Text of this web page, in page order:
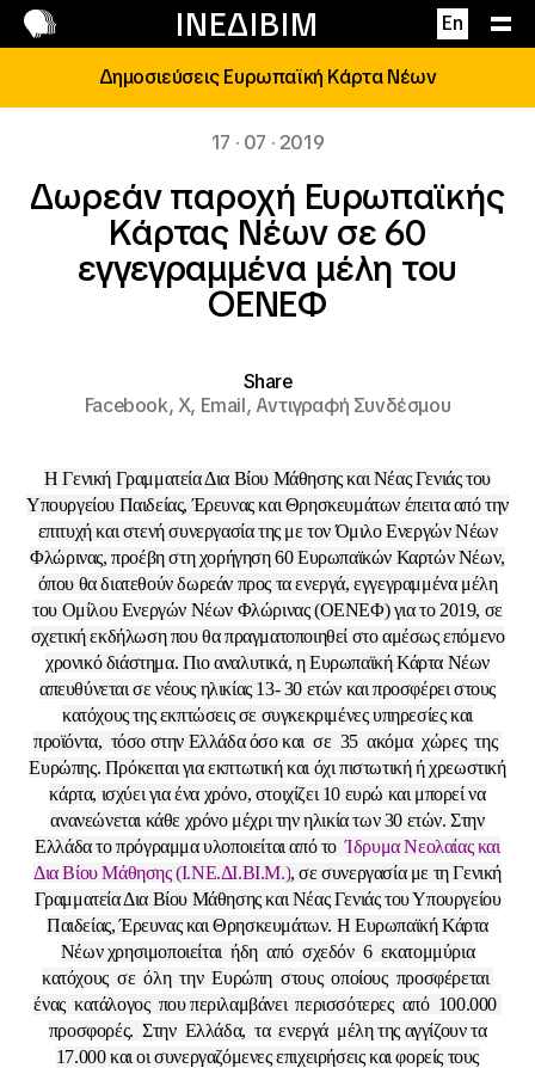
ΙΝΕΔΙΒΙΜ En
Επικοινωνία
Δημοσιεύσεις Ευρωπαϊκή Κάρτα Νέων
17 · 07 · 2019
Δωρεάν παροχή Ευρωπαϊκής
Κάρτας Νέων σε 60
εγγεγραμμένα μέλη του
ΟENEΦ
Share
Facebook,X, Email,Αντιγραφή Συνδέσμου
Η Γενική Γραμματεία Δια Βίου Μάθησης και Νέας Γενιάς του
Υπουργείου Παιδείας, Έρευνας και Θρησκευμάτων έπειτα από την
επιτυχή και στενή συνεργασία της με τον Όμιλο Ενεργών Νέων
Φλώρινας, προέβη στη χορήγηση 60 Ευρωπαϊκών Καρτών Νέων,
όπου θα διατεθούν δωρεάν προς τα ενεργά, εγγεγραμμένα μέλη
του Ομίλου Ενεργών Νέων Φλώρινας (ΟΕΝΕΦ) για το 2019, σε
σχετική εκδήλωση που θα πραγματοποιηθεί στο αμέσως επόμενο
χρονικό διάστημα. Πιο αναλυτικά, η Ευρωπαϊκή Κάρτα Νέων
απευθύνεται σε νέους ηλικίας 13- 30 ετών και προσφέρει στους
κατόχους της εκπτώσεις σε συγκεκριμένες υπηρεσίες και
προϊόντα, τόσο στην Ελλάδα όσο και σε 35 ακόμα χώρες της
Ευρώπης. Πρόκειται για εκπτωτική και όχι πιστωτική ή χρεωστική
κάρτα, ισχύει για ένα χρόνο, στοιχίζει 10 ευρώ και μπορεί να
ανανεώνεται κάθε χρόνο μέχρι την ηλικία των 30 ετών.Στην
Ελλάδα το πρόγραμμα υλοποιείται από τοΊδρυμα Νεολαίας και
Δια Βίου Μάθησης (Ι.ΝΕ.ΔΙ.ΒΙ.Μ.), σε συνεργασία με τη Γενική
Γραμματεία Δια Βίου Μάθησης και Νέας Γενιάς του Υπουργείου
Παιδείας, Έρευνας και Θρησκευμάτων. Η Ευρωπαϊκή Κάρτα
Νέων χρησιμοποιείται ήδη από σχεδόν 6 εκατομμύρια
κατόχους σε όλη την Ευρώπη στους οποίους προσφέρεται
ένας κατάλογος που περιλαμβάνει περισσότερες από 100.000
προσφορές. Στην Ελλάδα, τα ενεργά μέλη της αγγίζουν τα
17.000 και οι συνεργαζόμενες επιχειρήσεις και φορείς τους